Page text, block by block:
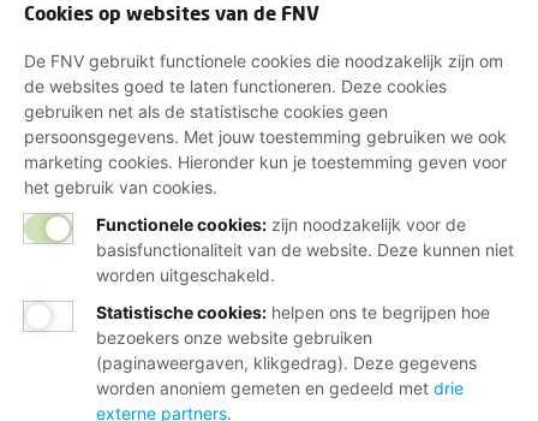
Cookies op websites van de FNV
De FNV gebruikt functionele cookies die noodzakelijk zijn om
de websites goed te laten functioneren. Deze cookies
gebruiken net als de statistische cookies geen
persoonsgegevens. Met jouw toestemming gebruiken we ook
marketing cookies. Hieronder kun je toestemming geven voor
het gebruik van cookies.
Functionele cookies: zijn noodzakelijk voor de
basisfunctionaliteit van de website. Deze kunnen niet
worden uitgeschakeld.
Statistische cookies: helpen ons te begrijpen hoe
bezoekers onze website gebruiken
(paginaweergaven, klikgedrag). Deze gegevens
worden anoniem gemeten en gedeeld met drie
externe partners.